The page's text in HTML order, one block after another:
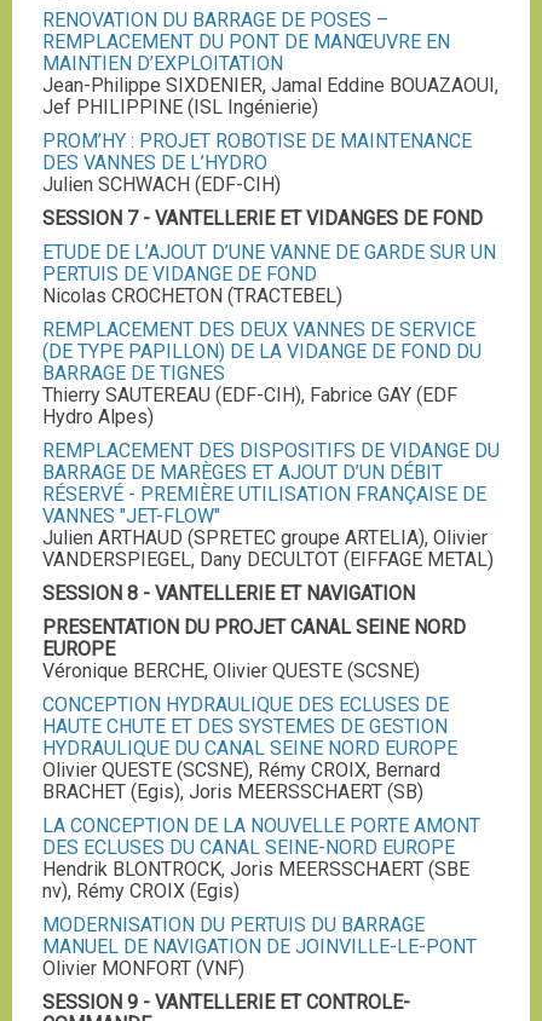
RENOVATION DU BARRAGE DE POSES –
REMPLACEMENT DU PONT DE MANŒUVRE EN
MAINTIEN D’EXPLOITATION
Jean-Philippe SIXDENIER, Jamal Eddine BOUAZAOUI,
Jef PHILIPPINE (ISL Ingénierie)
PROM’HY : PROJET ROBOTISE DE MAINTENANCE
DES VANNES DE L’HYDRO
Julien SCHWACH (EDF-CIH)
SESSION 7 - VANTELLERIE ET VIDANGES DE FOND
ETUDE DE L’AJOUT D’UNE VANNE DE GARDE SUR UN
PERTUIS DE VIDANGE DE FOND
Nicolas CROCHETON (TRACTEBEL)
REMPLACEMENT DES DEUX VANNES DE SERVICE
(DE TYPE PAPILLON) DE LA VIDANGE DE FOND DU
BARRAGE DE TIGNES
Thierry SAUTEREAU (EDF-CIH), Fabrice GAY (EDF
Hydro Alpes)
REMPLACEMENT DES DISPOSITIFS DE VIDANGE DU
BARRAGE DE MARÈGES ET AJOUT D’UN DÉBIT
RÉSERVÉ - PREMIÈRE UTILISATION FRANÇAISE DE
VANNES "JET-FLOW"
Julien ARTHAUD (SPRETEC groupe ARTELIA), Olivier
VANDERSPIEGEL, Dany DECULTOT (EIFFAGE METAL)
SESSION 8 - VANTELLERIE ET NAVIGATION
PRESENTATION DU PROJET CANAL SEINE NORD
EUROPE
Véronique BERCHE, Olivier QUESTE (SCSNE)
CONCEPTION HYDRAULIQUE DES ECLUSES DE
HAUTE CHUTE ET DES SYSTEMES DE GESTION
HYDRAULIQUE DU CANAL SEINE NORD EUROPE
Olivier QUESTE (SCSNE), Rémy CROIX, Bernard
BRACHET (Egis), Joris MEERSSCHAERT (SB)
LA CONCEPTION DE LA NOUVELLE PORTE AMONT
DES ECLUSES DU CANAL SEINE-NORD EUROPE
Hendrik BLONTROCK, Joris MEERSSCHAERT (SBE
nv), Rémy CROIX (Egis)
MODERNISATION DU PERTUIS DU BARRAGE
MANUEL DE NAVIGATION DE JOINVILLE-LE-PONT
Olivier MONFORT (VNF)
SESSION 9 - VANTELLERIE ET CONTROLE-